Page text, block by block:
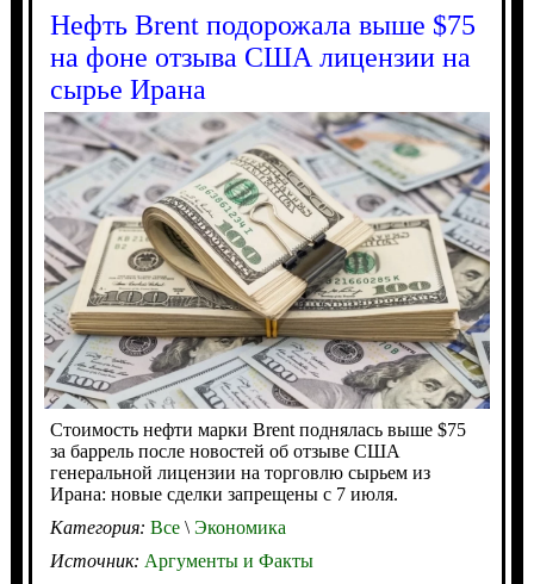
Нефть Brent подорожала выше $75
на фоне отзыва США лицензии на
сырье Ирана
Стоимость нефти марки Brent поднялась выше $75
за баррель после новостей об отзыве США
генеральной лицензии на торговлю сырьем из
Ирана: новые сделки запрещены с 7 июля.
Категория: Все\Экономика
Источник: Аргументы и Факты